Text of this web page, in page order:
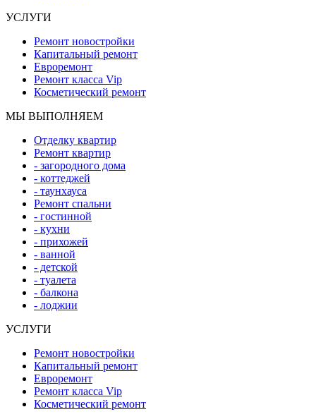
УСЛУГИ
Ремонт новостройки
Капитальный ремонт
Евроремонт
Ремонт класса Vip
Косметический ремонт
МЫ ВЫПОЛНЯЕМ
Отделку квартир
Ремонт квартир
- загородного дома
- коттеджей
- таунхауса
Ремонт спальни
- гостинной
- кухни
- прихожей
- ванной
- детской
- туалета
- балкона
- лоджии
УСЛУГИ
Ремонт новостройки
Капитальный ремонт
Евроремонт
Ремонт класса Vip
Косметический ремонт